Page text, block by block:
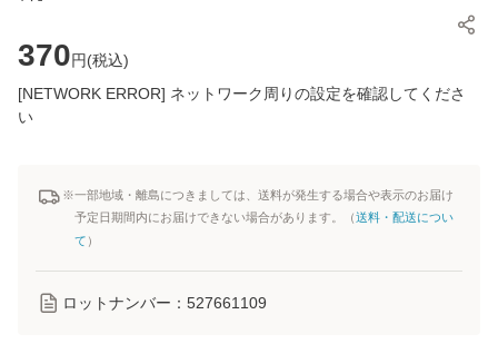
370円(税込)
[NETWORK ERROR] ネットワーク周りの設定を確認してくださ
い
※一部地域・離島につきましては、送料が発生する場合や表示のお届け
予定日期間内にお届けできない場合があります。（送料・配送につい
て ）
ロットナンバー： 527661109